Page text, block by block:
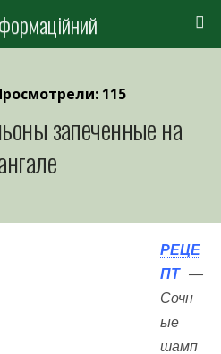
115
запеченные на
РЕЦЕ
ПТ —
Сочн
ые
шамп